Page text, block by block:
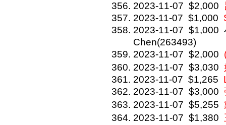
2023-11-07 $2,000
2023-11-07 $1,000
2023-11-07 $1,000
Chen(263493)
2023-11-07 $2,000
2023-11-07 $3,030
2023-11-07 $1,265
2023-11-07 $3,000
2023-11-07 $5,255
2023-11-07 $1,380